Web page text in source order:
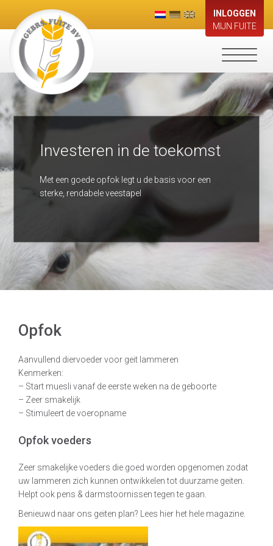
INLOGGEN
MIJN FUITE
Toggle
Investeren in de toekomst
Met een goede opfok legt u de basis voor een
sterke, rendabele veestapel
Opfok
Aanvullend diervoeder voor geit lammeren
Kenmerken:
– Start muesli vanaf de eerste weken na de geboorte
– Zeer smakelijk
– Stimuleert de voeropname
Opfok voeders
Zeer smakelijke voeders die goed worden opgenomen zodat
uw lammeren zich kunnen ontwikkelen tot duurzame geiten.
Helpt ook pens & darmstoornissen tegen te gaan.
Benieuwd naar ons geiten plan? Lees hier het hele magazine.